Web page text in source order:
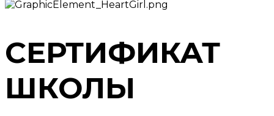
СЕРТИФИКАТ
ШКОЛЫ